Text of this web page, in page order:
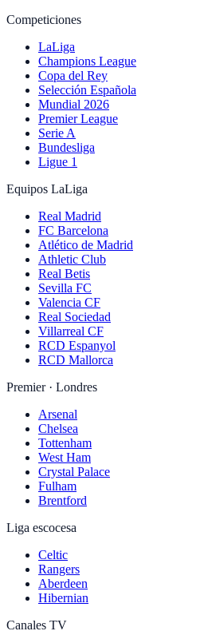
Competiciones
LaLiga
Champions League
Copa del Rey
Selección Española
Mundial 2026
Premier League
Serie A
Bundesliga
Ligue 1
Equipos LaLiga
Real Madrid
FC Barcelona
Atlético de Madrid
Athletic Club
Real Betis
Sevilla FC
Valencia CF
Real Sociedad
Villarreal CF
RCD Espanyol
RCD Mallorca
Premier · Londres
Arsenal
Chelsea
Tottenham
West Ham
Crystal Palace
Fulham
Brentford
Liga escocesa
Celtic
Rangers
Aberdeen
Hibernian
Canales TV